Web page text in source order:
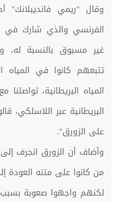
وقال "ريمي فانديبلانك"
الفرنسي والذي شارك في
غير مسبوق بالنسبة له،
تتبعهم كانوا في المياه
المياه البريطانية،
البريطانية عبر اللاسلكي،
على الزورق".
وأضاف أن الزورق انجرف
من كانوا على متنه العودة
لكنهم واجهوا صعوبة بسبب